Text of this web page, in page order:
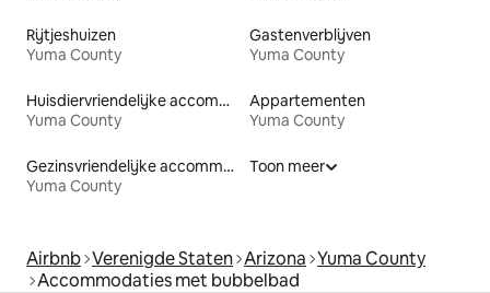
Rijtjeshuizen
Yuma County
Gastenverblijven
Yuma County
Huisdiervriendelijke accommodaties
Yuma County
Appartementen
Yuma County
Gezinsvriendelijke accommodaties
Yuma County
Toon meer
Airbnb Verenigde Staten Arizona Yuma County
Accommodaties met bubbelbad